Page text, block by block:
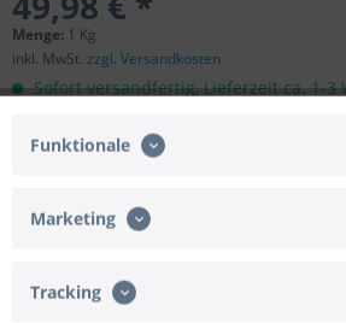
Menge: 1 Kg
inkl. MwSt. zzgl. Versandkosten
Sofort versandfertig, Lieferzeit ca. 1-3
Funktionale
Marketing
Tracking